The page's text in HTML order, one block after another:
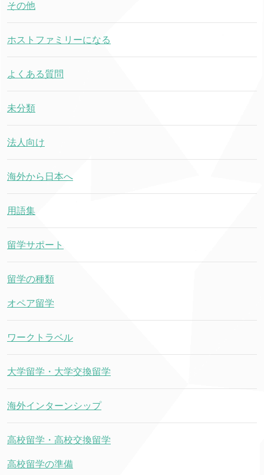
その他
ホストファミリーになる
よくある質問
未分類
法人向け
海外から日本へ
用語集
留学サポート
留学の種類
オペア留学
ワークトラベル
大学留学・大学交換留学
海外インターンシップ
高校留学・高校交換留学
高校留学の準備